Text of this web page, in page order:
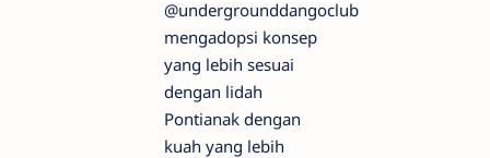
@undergrounddangoclub
mengadopsi konsep
yang lebih sesuai
dengan lidah
Pontianak dengan
kuah yang lebih